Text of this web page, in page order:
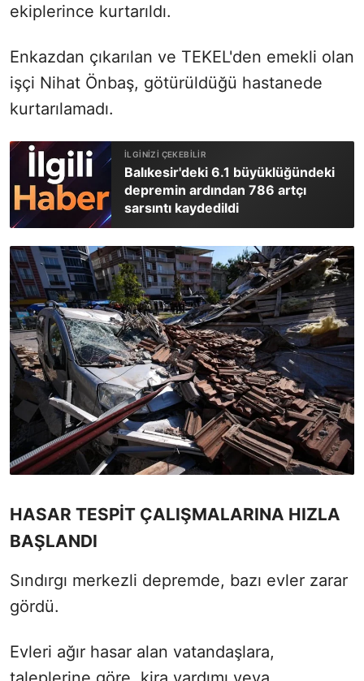
ekiplerince kurtarıldı.
Enkazdan çıkarılan ve TEKEL'den emekli olan
işçi Nihat Önbaş, götürüldüğü hastanede
kurtarılamadı.
Balıkesir'deki 6.1 büyüklüğündeki
depremin ardından 786 artçı
sarsıntı kaydedildi
HASAR TESPİT ÇALIŞMALARINA HIZLA
BAŞLANDI
Sındırgı merkezli depremde, bazı evler zarar
gördü.
Evleri ağır hasar alan vatandaşlara,